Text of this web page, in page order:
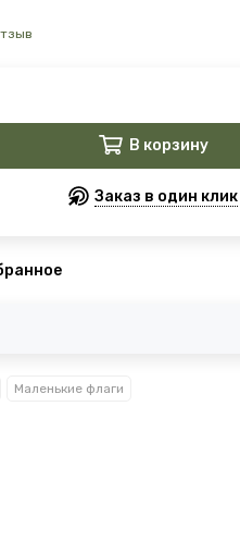
В корзину
Заказ в один клик
Маленькие флаги